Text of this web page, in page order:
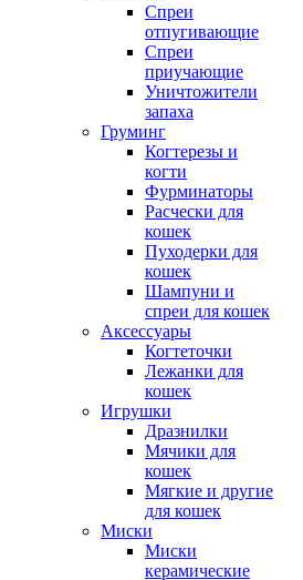
Спреи
отпугивающие
Спреи
приучающие
Уничтожители
запаха
Груминг
Когтерезы и
когти
Фурминаторы
Расчески для
кошек
Пуходерки для
кошек
Шампуни и
спреи для кошек
Аксессуары
Когтеточки
Лежанки для
кошек
Игрушки
Дразнилки
Мячики для
кошек
Мягкие и другие
для кошек
Миски
Миски
керамические